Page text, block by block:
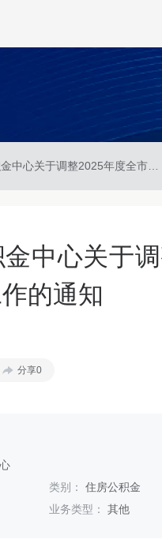
中心关于
的通知
分享0
类别：住房公积金
业务类型：其他